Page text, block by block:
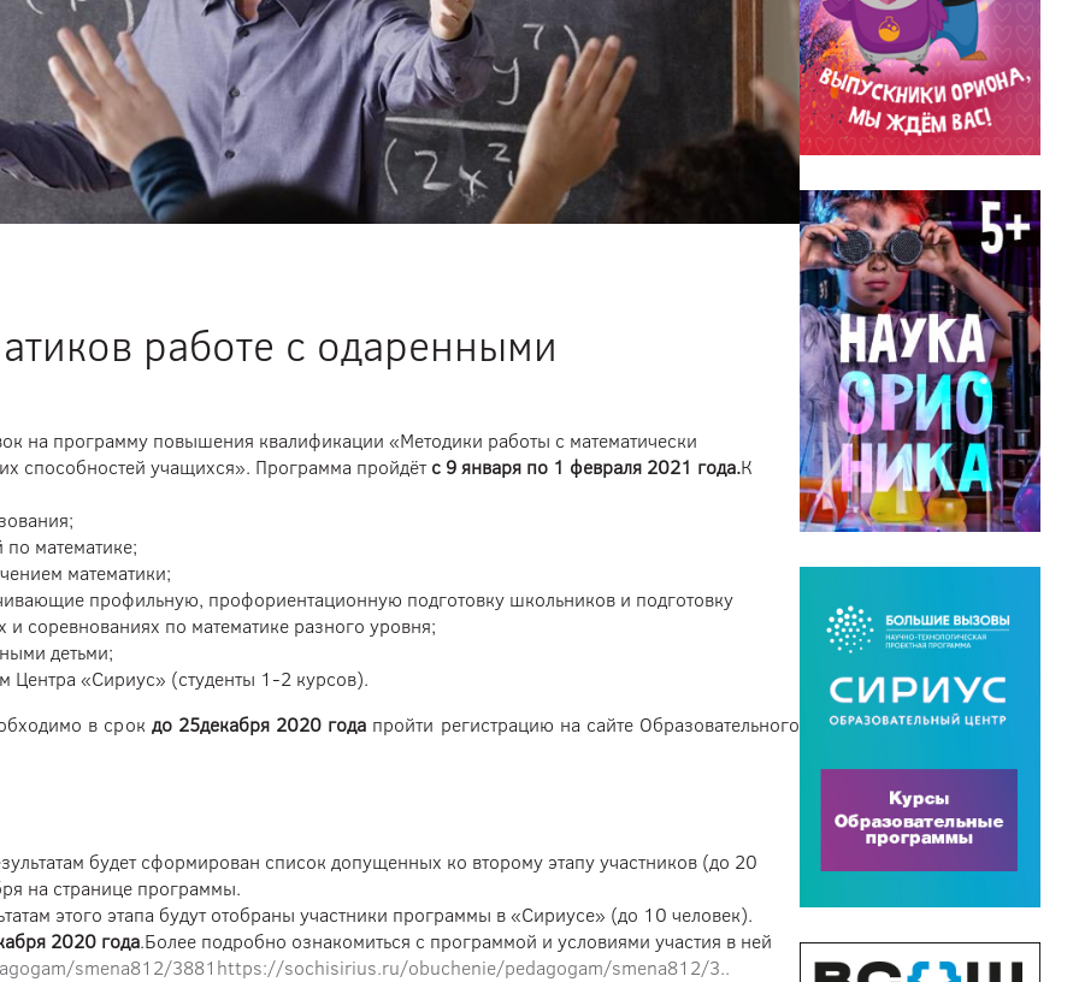
работе с одаренными
на программу повышения квалификации «Методики работы с математически
способностей учащихся». Программа пройдётс 9 января по 1 февраля 2021 года.К
математике;
математики;
профильную, профориентационную подготовку школьников и подготовку
соревнованиях по математике разного уровня;
детьми;
«Сириус» (студенты 1-2 курсов).
в срок до 25декабря 2020 года пройти регистрацию на сайте Образовательного
будет сформирован список допущенных ко второму этапу участников (до 20
на странице программы.
этого этапа будут отобраны участники программы в «Сириусе» (до 10 человек).
2020 года.Более подробно ознакомиться с программой и условиями участия в ней
smena812/3881https://sochisirius.ru/obuchenie/pedagogam/smena812/3..